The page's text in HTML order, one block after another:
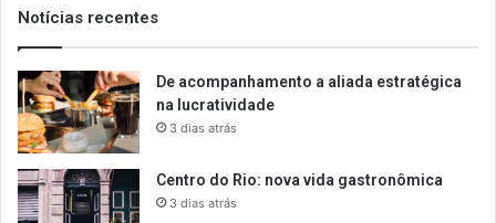
Notícias recentes
De acompanhamento a aliada estratégica
na lucratividade
3 dias atrás
Centro do Rio: nova vida gastronômica
3 dias atrás